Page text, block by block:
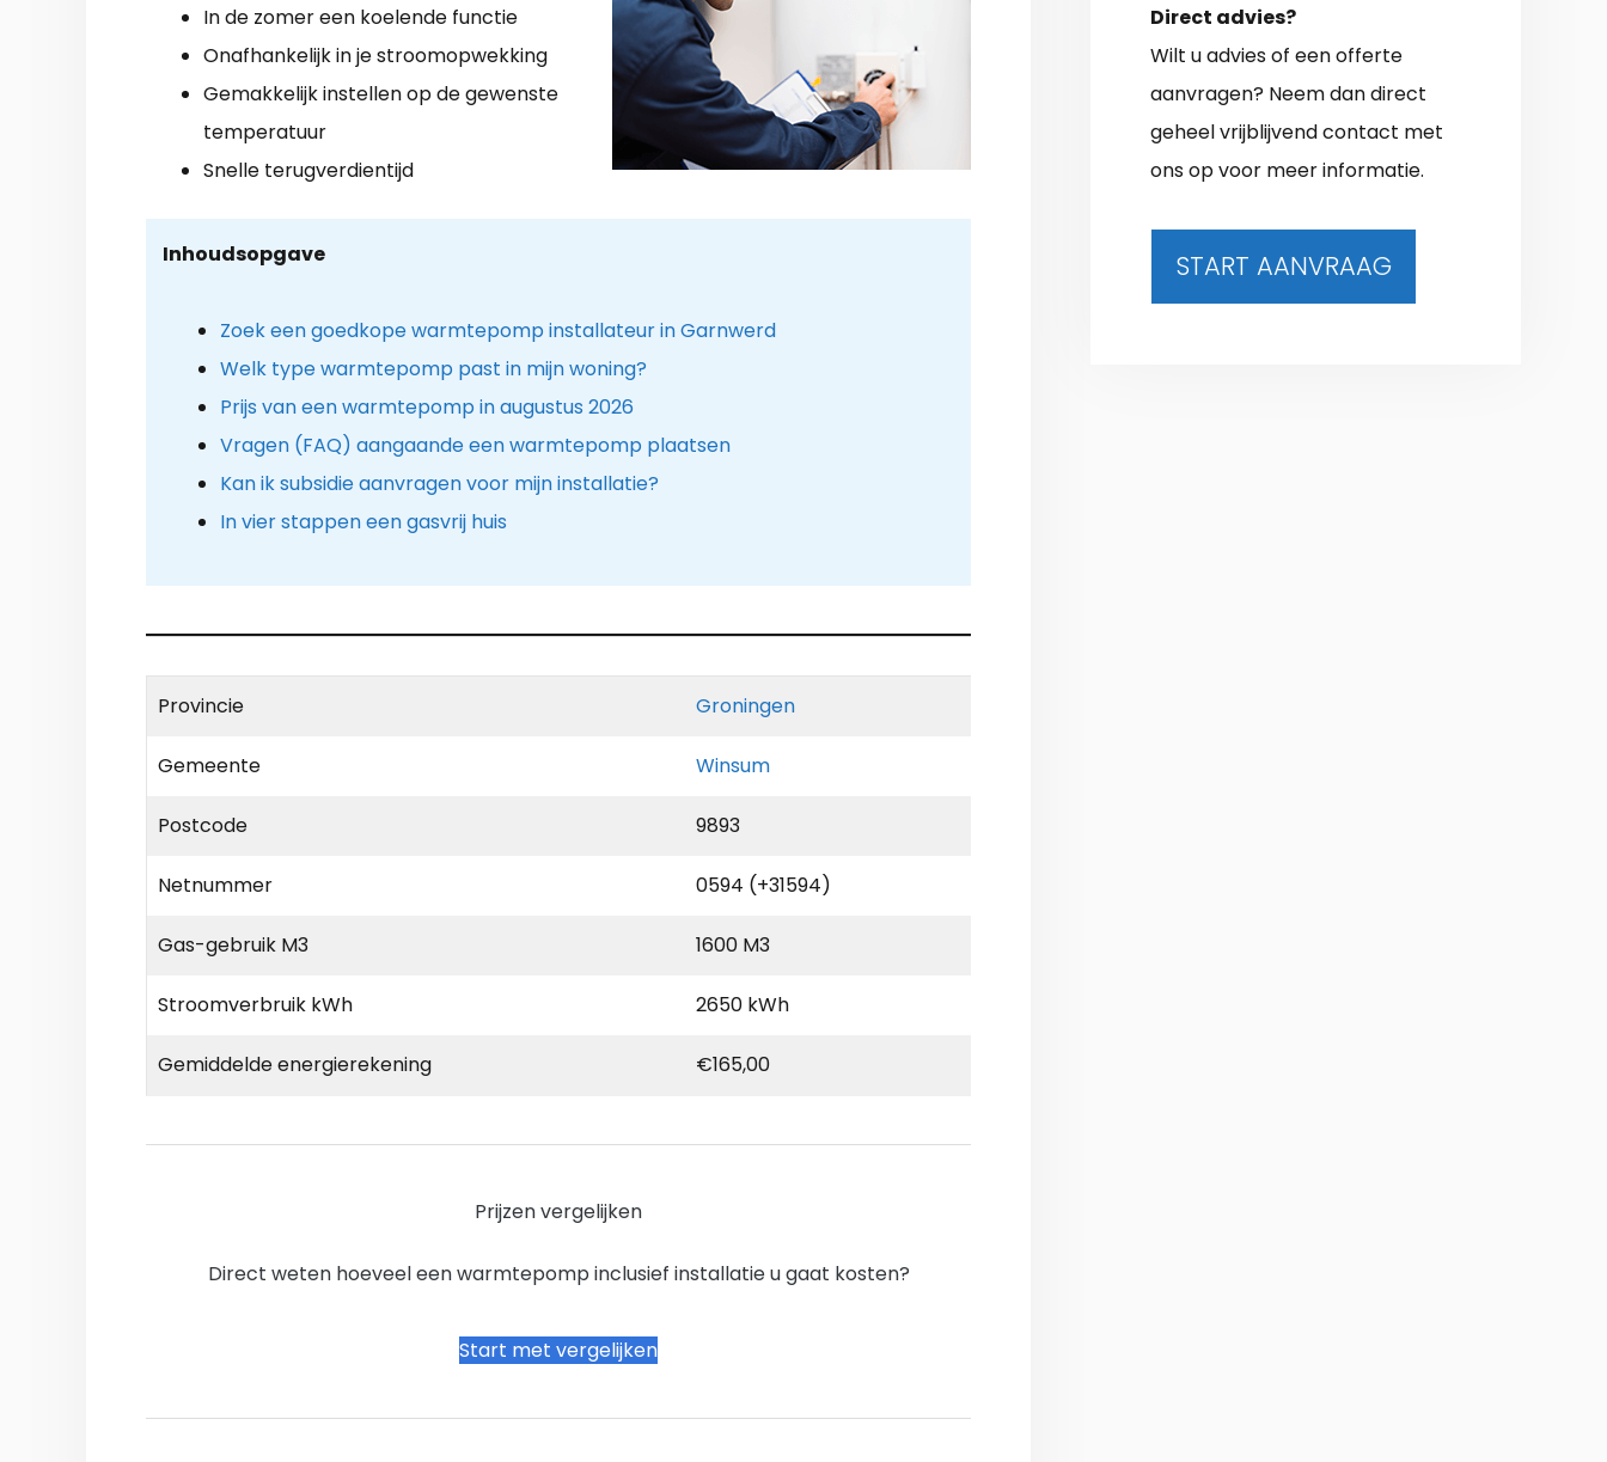
In de zomer een koelende functie
Onafhankelijk in je stroomopwekking
Gemakkelijk instellen op de gewenste
temperatuur
Snelle terugverdientijd
Inhoudsopgave
Zoek een goedkope warmtepomp installateur in Garnwerd
Welk type warmtepomp past in mijn woning?
Prijs van een warmtepomp in augustus 2026
Vragen (FAQ) aangaande een warmtepomp plaatsen
Kan ik subsidie aanvragen voor mijn installatie?
In vier stappen een gasvrij huis
Provincie Groningen
Gemeente Winsum
Postcode 9893
Netnummer 0594 (+31594)
Gas-gebruik M3 1600 M3
Stroomverbruik kWh 2650 kWh
Gemiddelde energierekening €165,00
Prijzen vergelijken
Direct weten hoeveel een warmtepomp inclusief installatie u gaat kosten?
Start met vergelijken
Direct advies?
Wilt u advies of een offerte
aanvragen? Neem dan direct
geheel vrijblijvend contact met
ons op voor meer informatie.
START AANVRAAG